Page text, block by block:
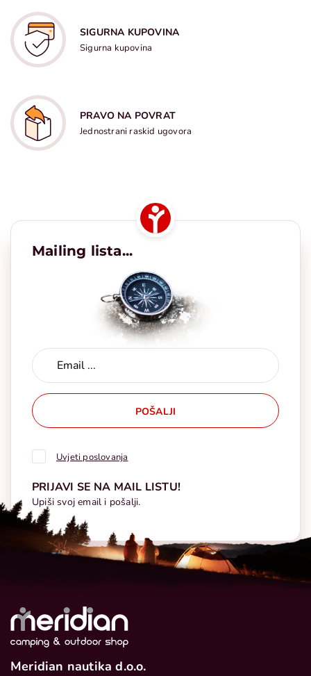
SIGURNA KUPOVINA
Sigurna kupovina
PRAVO NA POVRAT
Jednostrani raskid ugovora
Mailing lista...
POŠALJI
Uvjeti poslovanja
PRIJAVI SE NA MAIL LISTU!
Upiši svoj email i pošalji.
Meridian nautika d.o.o.